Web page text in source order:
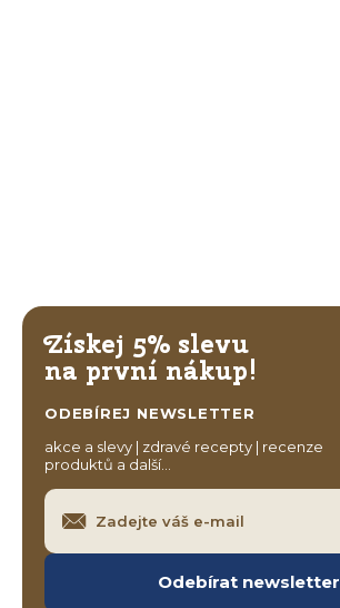
Získej 5% slevu
na první nákup!
ODEBÍREJ NEWSLETTER
akce a slevy | zdravé recepty | recenze
produktů a další…
Odebírat newsletter